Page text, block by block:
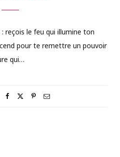
reçois le feu qui illumine ton
pour te remettre un pouvoir
qui…